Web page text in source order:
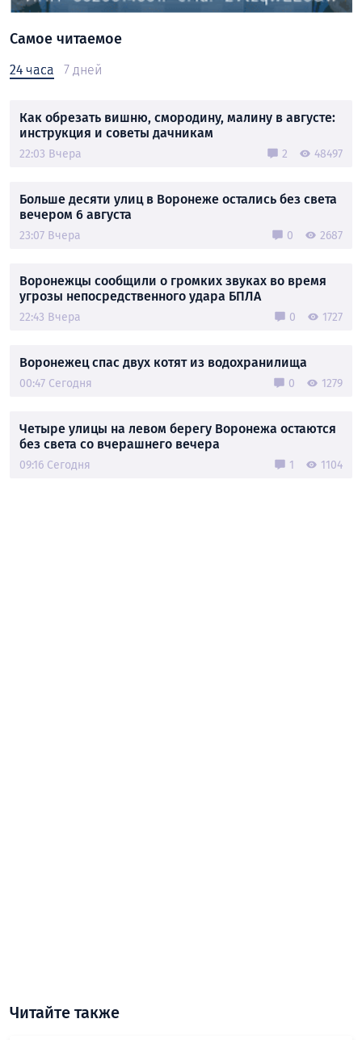
Самое читаемое
24 часа 7 дней
Как обрезать вишню, смородину, малину в августе:
инструкция и советы дачникам
22:03 Вчера 2 48497
Больше десяти улиц в Воронеже остались без света
вечером 6 августа
23:07 Вчера 0 2687
Воронежцы сообщили о громких звуках во время
угрозы непосредственного удара БПЛА
22:43 Вчера 0 1727
Воронежец спас двух котят из водохранилища
00:47 Сегодня 0 1279
Четыре улицы на левом берегу Воронежа остаются
без света со вчерашнего вечера
09:16 Сегодня 1 1104
Читайте также